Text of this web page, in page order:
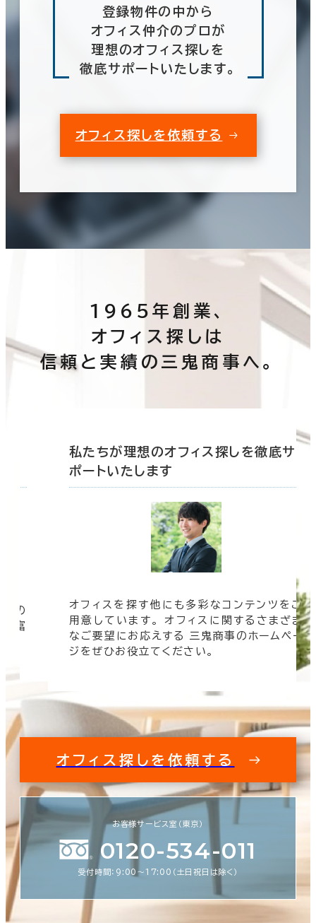
登録物件の中から
オフィス仲介のプロが
理想のオフィス探しを
徹底サポートいたします。
オフィス探しを依頼する
1965年創業、
オフィス探しは
信頼と実績の三鬼商事へ。
の
豊富
私たちが理想のオフィス探しを徹底サ
ポートいたします
オフィスを探す他にも多彩なコンテンツをご
用意しています。 オフィスに関するさまざま
なご要望にお応えする 三鬼商事のホームペー
ジをぜひお役立てください。
オフィス探しを依頼する
お客様サービス室（東京）
0120-534-011
受付時間：9:00〜17:00（土日祝日は除く）